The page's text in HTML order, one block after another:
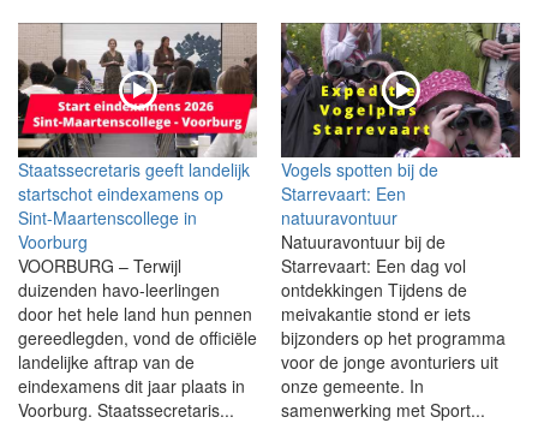
Staatssecretaris geeft landelijk
startschot eindexamens op
Sint-Maartenscollege in
Voorburg
VOORBURG – Terwijl
duizenden havo-leerlingen
door het hele land hun pennen
gereedlegden, vond de officiële
landelijke aftrap van de
eindexamens dit jaar plaats in
Voorburg. Staatssecretaris...
Vogels spotten bij de
Starrevaart: Een
natuuravontuur
Natuuravontuur bij de
Starrevaart: Een dag vol
ontdekkingen Tijdens de
meivakantie stond er iets
bijzonders op het programma
voor de jonge avonturiers uit
onze gemeente. In
samenwerking met Sport...